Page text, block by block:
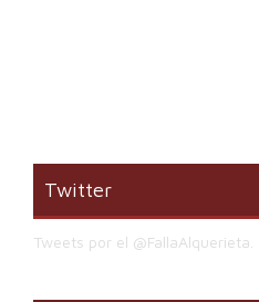
Twitter
Tweets por el @FallaAlquerieta.